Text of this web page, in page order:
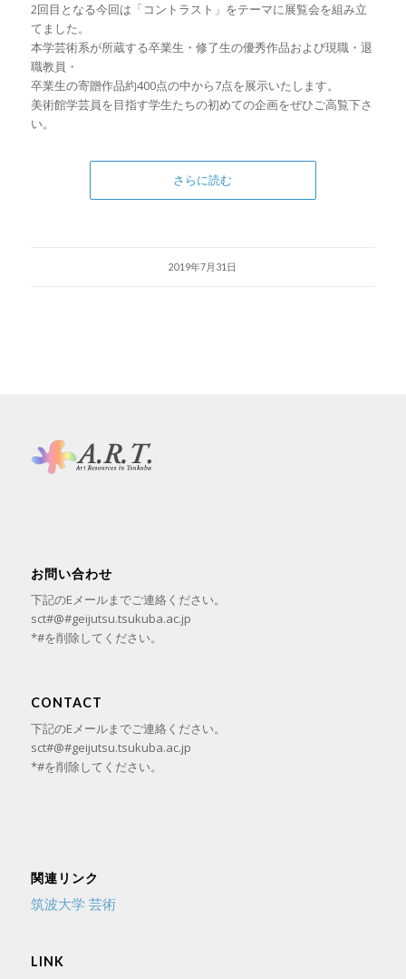
2回目となる今回は「コントラスト」をテーマに展覧会を組み立
てました。
本学芸術系が所蔵する卒業生・修了生の優秀作品および現職・退
職教員・
卒業生の寄贈作品約400点の中から7点を展示いたします。
美術館学芸員を目指す学生たちの初めての企画をぜひご高覧下さ
い。
さらに読む
2019年7月31日
お問い合わせ
下記のEメールまでご連絡ください。
sct#@#geijutsu.tsukuba.ac.jp
*#を削除してください。
CONTACT
下記のEメールまでご連絡ください。
sct#@#geijutsu.tsukuba.ac.jp
*#を削除してください。
関連リンク
筑波大学 芸術
LINK